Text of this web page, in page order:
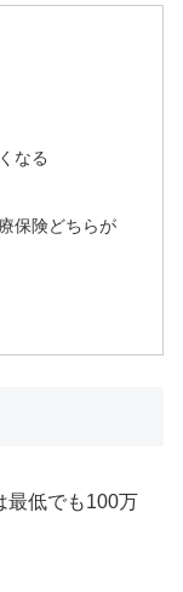
なる
保険どちらが
低でも100万